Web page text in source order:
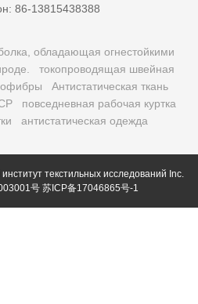
86-13815438388
обладающая огнестойкими
токопроводящая швейная
Антистатическая ткань
повседневная рабочая куртка
антистатическая одежда
текстильных исследований Inc.
号 苏ICP备17046865号-1